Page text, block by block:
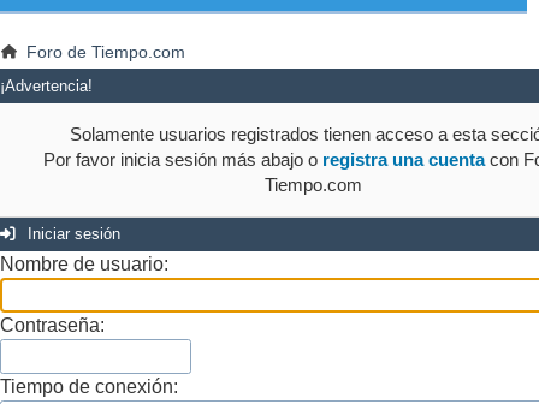
Foro de Tiempo.com
¡Advertencia!
Solamente usuarios registrados tienen acceso a esta
Por favor inicia sesión más abajo o registra una cuentacon
Tiempo.com
Iniciar sesión
Nombre de usuario:
Contraseña:
Tiempo de conexión: